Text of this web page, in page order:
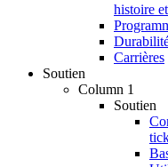
histoire
Carrières
Soutien
Column 1
Soutien